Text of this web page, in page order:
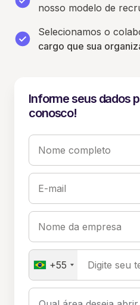
nosso modelo de
Selecionamos o
cargo que sua
Informe seus dados
conosco!
Nome completo
E-mail
Nome da empresa
+55 Digite seu